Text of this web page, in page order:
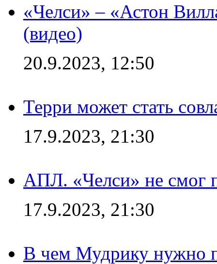
«Челси» – «Астон
(видео)
20.9.2023, 12:50
Терри может стать
17.9.2023, 21:30
АПЛ. «Челси» не смог
17.9.2023, 21:30
В чем Мудрику нужно